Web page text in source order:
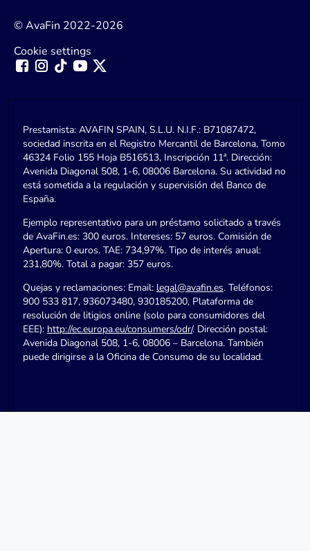
© AvaFin 2022-2026
Cookie settings
Prestamista: AVAFIN SPAIN, S.L.U. N.I.F.: B71087472,
sociedad inscrita en el Registro Mercantil de Barcelona, Tomo
46324 Folio 155 Hoja B516513, Inscripción 11ª. Dirección:
Avenida Diagonal 508, 1-6, 08006 Barcelona. Su actividad no
está sometida a la regulación y supervisión del Banco de
España.
Ejemplo representativo para un préstamo solicitado a través
de AvaFin.es: 300 euros. Intereses: 57 euros. Comisión de
Apertura: 0 euros. TAE: 734,97%. Tipo de interés anual:
231,80%. Total a pagar: 357 euros.
Quejas y reclamaciones: Email: legal@avafin.es. Teléfonos:
900 533 817, 936073480, 930185200, Plataforma de
resolución de litigios online (solo para consumidores del
EEE): http://ec.europa.eu/consumers/odr/. Dirección postal:
Avenida Diagonal 508, 1-6, 08006 – Barcelona. También
puede dirigirse a la Oficina de Consumo de su localidad.